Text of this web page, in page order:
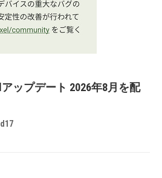
アップデート 2026年8月を配